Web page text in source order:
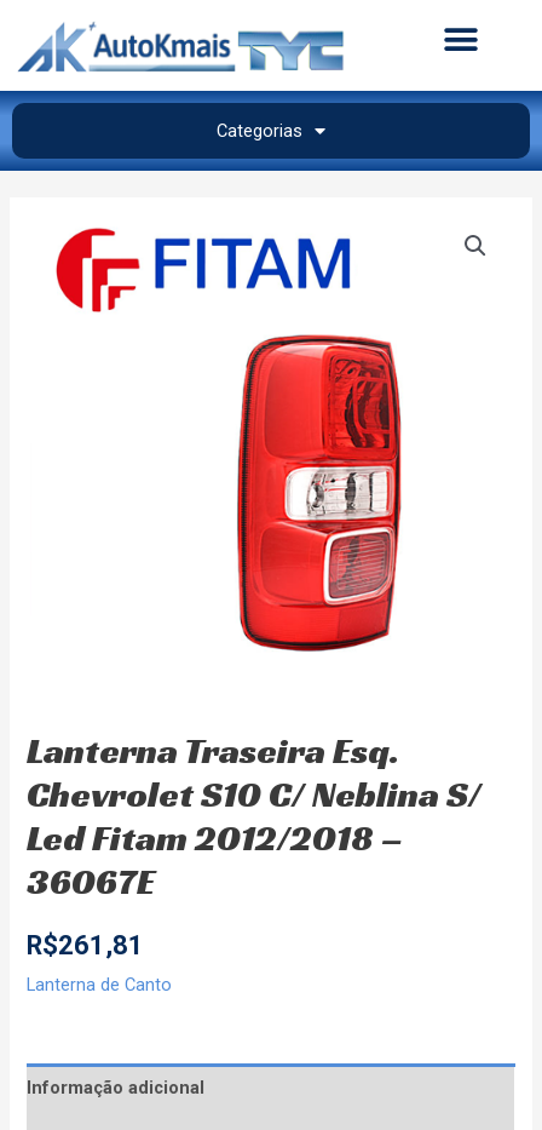
Categorias
Lanterna Traseira Esq.
Chevrolet S10 C/ Neblina S/
Led Fitam 2012/2018 –
36067E
R$261,81
Lanterna de Canto
Informação adicional